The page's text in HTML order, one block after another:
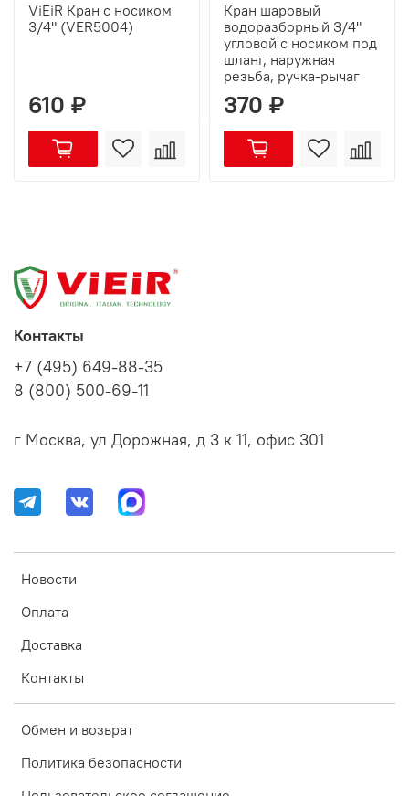
ViEiR Кран с носиком
3/4" (VER5004)
610 ₽
Кран шаровый
водоразборный 3/4"
угловой с носиком под
шланг, наружная
резьба, ручка-рычаг
370 ₽
Новости
Оплата
Доставка
Контакты
Обмен и возврат
Политика безопасности
Контакты
+7 (495) 649-88-35
8 (800) 500-69-11
г Москва, ул Дорожная, д 3 к 11, офис 301